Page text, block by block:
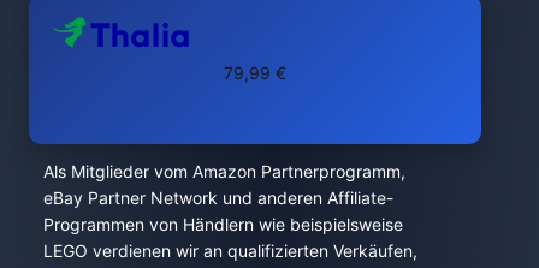
79,99 €
Als Mitglieder vom Amazon Partnerprogramm,
eBay Partner Network und anderen Affiliate-
Programmen von Händlern wie beispielsweise
LEGO verdienen wir an qualifizierten Verkäufen,